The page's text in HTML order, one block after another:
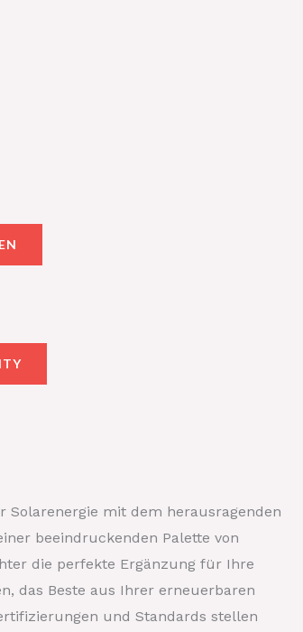
Solarenergie mit dem herausragenden
beeindruckenden Palette von
die perfekte Ergänzung für Ihre
das Beste aus Ihrer erneuerbaren
und Standards stellen